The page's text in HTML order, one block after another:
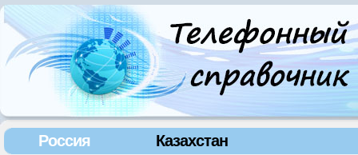
Россия Казахстан